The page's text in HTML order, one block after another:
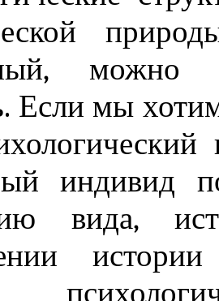
можно
Если мы
индивид
вида,